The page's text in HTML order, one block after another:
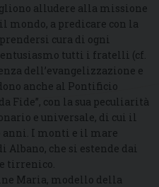
alludere alla missione
a predicare con la
cura di ogni
entusiasmo tutti i fratelli (cf.
dell’evangelizzazione e
anche al Pontificio
Fide”, con la sua peculiarità
e universale, di cui il
anni. I monti e il mare
che si estende dai
tirrenico.
Maria, modello della